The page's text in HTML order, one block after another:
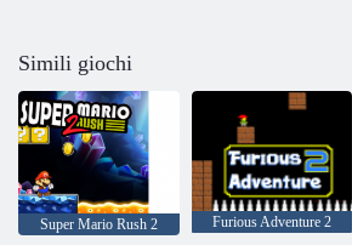
Simili giochi
Super Mario Rush 2 Furious Adventure 2